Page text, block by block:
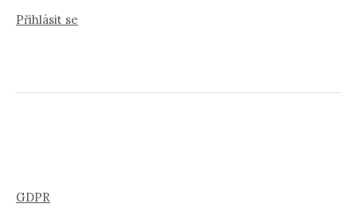
Přihlásit se
GDPR